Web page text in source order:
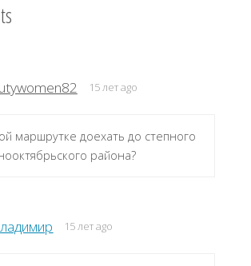
15 лет ago
маршрутке доехать до степного
района?
15 лет ago